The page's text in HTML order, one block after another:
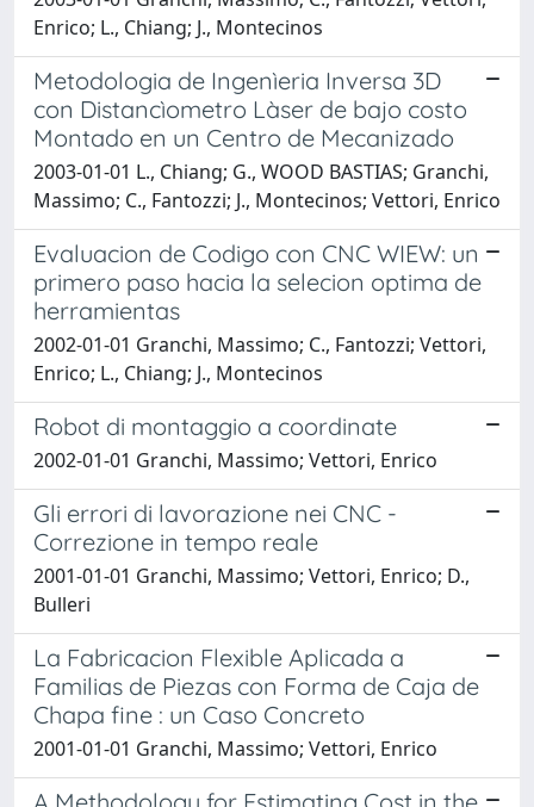
Enrico; L., Chiang; J., Montecinos
Metodologia de Ingenìeria Inversa 3D
con Distancìometro Làser de bajo costo
Montado en un Centro de Mecanizado
2003-01-01 L., Chiang; G., WOOD BASTIAS; Granchi,
Massimo; C., Fantozzi; J., Montecinos; Vettori, Enrico
Evaluacion de Codigo con CNC WIEW: un
primero paso hacia la selecion optima de
herramientas
2002-01-01 Granchi, Massimo; C., Fantozzi; Vettori,
Enrico; L., Chiang; J., Montecinos
Robot di montaggio a coordinate
2002-01-01 Granchi, Massimo; Vettori, Enrico
Gli errori di lavorazione nei CNC -
Correzione in tempo reale
2001-01-01 Granchi, Massimo; Vettori, Enrico; D.,
Bulleri
La Fabricacion Flexible Aplicada a
Familias de Piezas con Forma de Caja de
Chapa fine : un Caso Concreto
2001-01-01 Granchi, Massimo; Vettori, Enrico